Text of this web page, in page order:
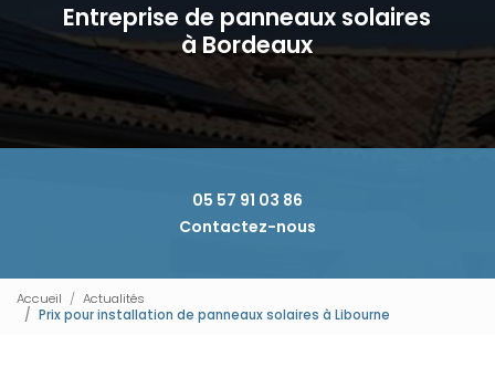
Entreprise de panneaux solaires
à Bordeaux
05 57 91 03 86
Contactez-nous
Accueil
Actualités
Prix pour installation de panneaux solaires à Libourne